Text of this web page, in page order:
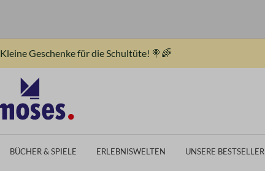
Kleine Geschenke für die Schultüte! 🍭🌈
BÜCHER & SPIELE ERLEBNISWELTEN UNSERE BESTSELLER